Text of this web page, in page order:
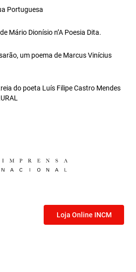
Portuguesa
Mário Dionísio n’A Poesia Dita.
um poema de Marcus Vinícius
do poeta Luís Filipe Castro Mendes
Loja Online INCM